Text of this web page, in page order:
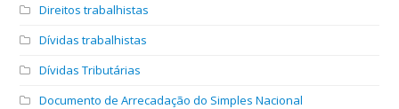
Direitos trabalhistas
Dívidas trabalhistas
Dívidas Tributárias
Documento de Arrecadação do Simples Nacional